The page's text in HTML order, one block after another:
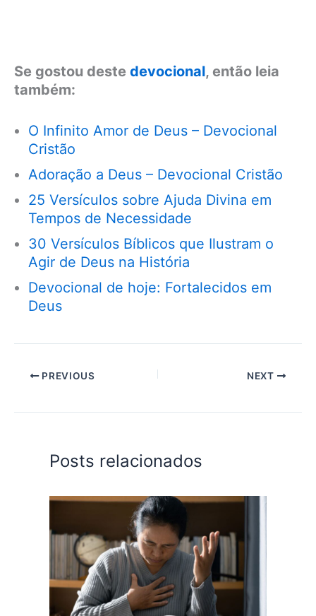
Se gostou deste devocional, então leia
também:
O Infinito Amor de Deus – Devocional
Cristão
Adoração a Deus – Devocional Cristão
25 Versículos sobre Ajuda Divina em
Tempos de Necessidade
30 Versículos Bíblicos que Ilustram o
Agir de Deus na História
Devocional de hoje: Fortalecidos em
Deus
PREVIOUS NEXT
Posts relacionados